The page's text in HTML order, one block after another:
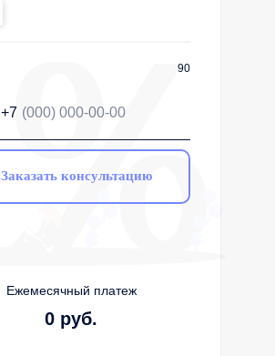
90
+7
Заказать консультацию
0 руб.
Ежемесячный платеж